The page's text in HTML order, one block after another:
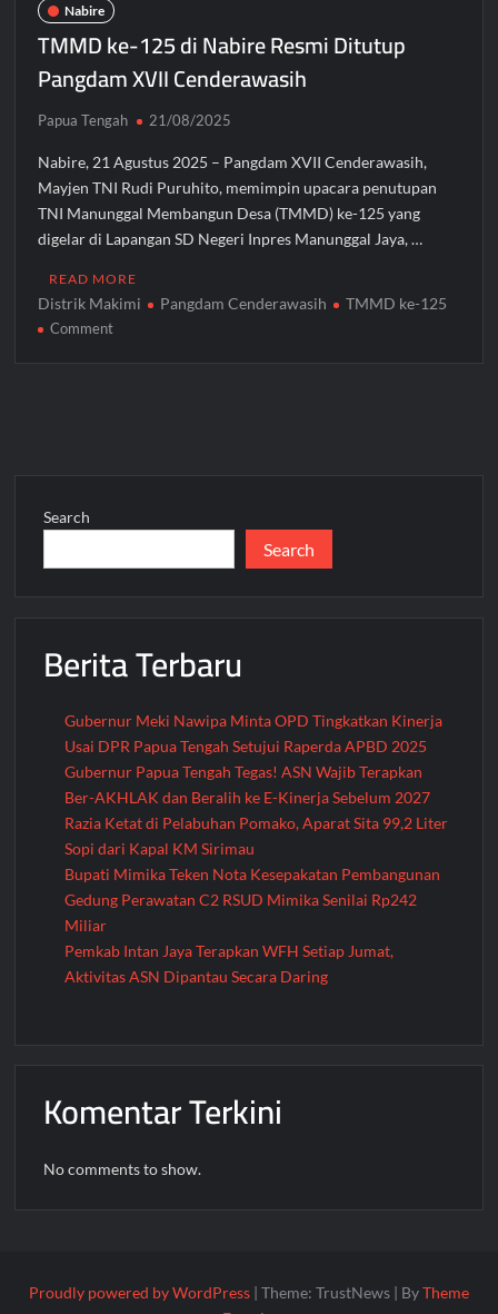
Nabire
TMMD ke-125 di Nabire Resmi Ditutup
Pangdam XVII Cenderawasih
Papua Tengah 21/08/2025
Nabire, 21 Agustus 2025 – Pangdam XVII Cenderawasih,
Mayjen TNI Rudi Puruhito, memimpin upacara penutupan
TNI Manunggal Membangun Desa (TMMD) ke-125 yang
digelar di Lapangan SD Negeri Inpres Manunggal Jaya, …
READ MORE
Distrik Makimi Pangdam Cenderawasih TMMD ke-125
Commenton
Cenderawasih
Search
Search
Berita Terbaru
Gubernur Meki Nawipa Minta OPD Tingkatkan Kinerja
Usai DPR Papua Tengah Setujui Raperda APBD 2025
Gubernur Papua Tengah Tegas! ASN Wajib Terapkan
Ber-AKHLAK dan Beralih ke E-Kinerja Sebelum 2027
Razia Ketat di Pelabuhan Pomako, Aparat Sita 99,2 Liter
Sopi dari Kapal KM Sirimau
Bupati Mimika Teken Nota Kesepakatan Pembangunan
Gedung Perawatan C2 RSUD Mimika Senilai Rp242
Miliar
Pemkab Intan Jaya Terapkan WFH Setiap Jumat,
Aktivitas ASN Dipantau Secara Daring
Komentar Terkini
No comments to show.
Proudly powered by WordPress | Theme: TrustNews | ByTheme